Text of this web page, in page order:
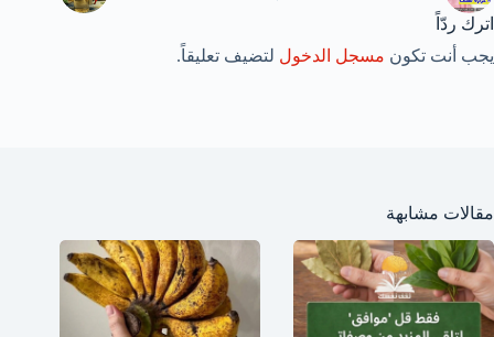
اترك ردّاً
يجب أنت تكون مسجل الدخول لتضيف تعليقاً.
مقالات مشابهة